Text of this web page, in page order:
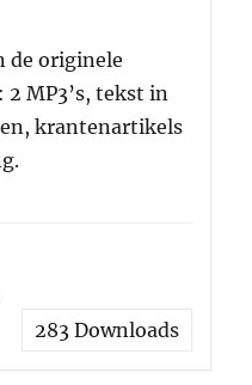
de originele
MP3’s, tekst in
krantenartikels
283Downloads